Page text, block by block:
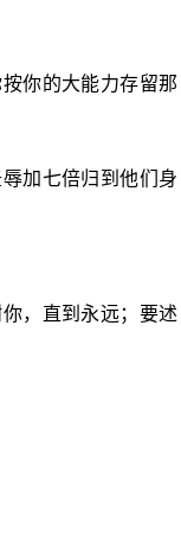
你的大能力存留那
加七倍归到他们身
，直到永远；要述